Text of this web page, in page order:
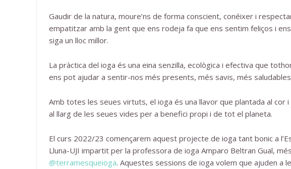
Gaudir de la natura, moure’ns de forma conscient, conéixer i
empatitzar amb la gent que ens rodeja fa que ens sentim feliços i
siga un lloc millor.
La pràctica del ioga és una eina senzilla, ecològica i efectiva que
ens pot ajudar a sentir-nos més presents, més savis, més
Amb totes les seues virtuts, el ioga és una llavor que plantada al cor
al llarg de les seues vides per a benefici propi i de tot el planeta.
El curs 2022/23 començarem aquest projecte de ioga tant bonic a
Lluna-UJI impartit per la professora de ioga Amparo Beltran Gual,
@terramesqueioga. Aquestes sessions de ioga volem que ajuden a